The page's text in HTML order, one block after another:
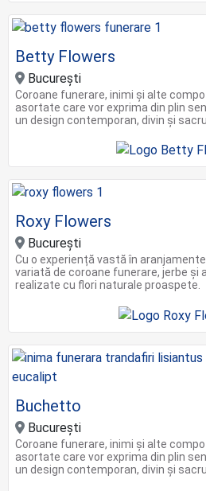
Betty Flowers
Bucureşti
Coroane funerare, inimi și alte
asortate care vor exprima din plin
un design contemporan, divin și sacru
Roxy Flowers
București
Cu o experiență vastă în
variată de coroane funerare, jerbe și
realizate cu flori naturale proaspete.
Buchetto
Bucureşti
Coroane funerare, inimi şi alte
asortate care vor exprima din plin
un design contemporan, divin şi sacru